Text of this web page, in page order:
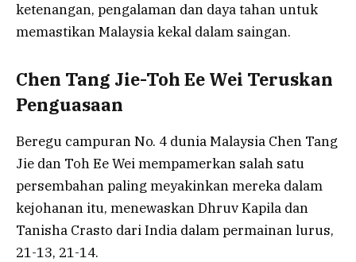
ketenangan, pengalaman dan daya tahan untuk
memastikan Malaysia kekal dalam saingan.
Chen Tang Jie-Toh Ee Wei Teruskan
Penguasaan
Beregu campuran No. 4 dunia Malaysia Chen Tang
Jie dan Toh Ee Wei mempamerkan salah satu
persembahan paling meyakinkan mereka dalam
kejohanan itu, menewaskan Dhruv Kapila dan
Tanisha Crasto dari India dalam permainan lurus,
21-13, 21-14.